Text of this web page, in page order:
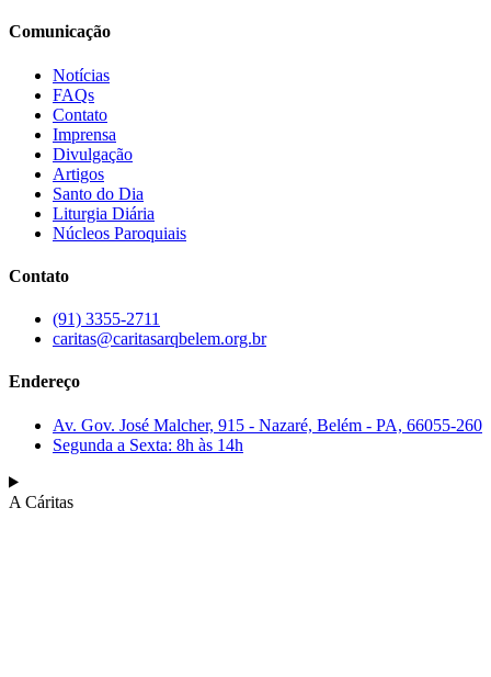
Comunicação
Notícias
FAQs
Contato
Imprensa
Divulgação
Artigos
Santo do Dia
Liturgia Diária
Núcleos Paroquiais
Contato
(91) 3355-2711
caritas@caritasarqbelem.org.br
Endereço
Av. Gov. José Malcher, 915 - Nazaré, Belém - PA, 66055-260
Segunda a Sexta: 8h às 14h
A Cáritas